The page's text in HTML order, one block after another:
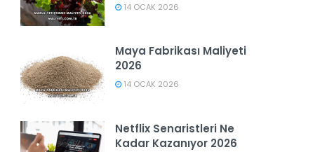
14 OCAK 2026
Maya Fabrikası Maliyeti
2026
14 OCAK 2026
Netflix Senaristleri Ne
Kadar Kazanıyor 2026